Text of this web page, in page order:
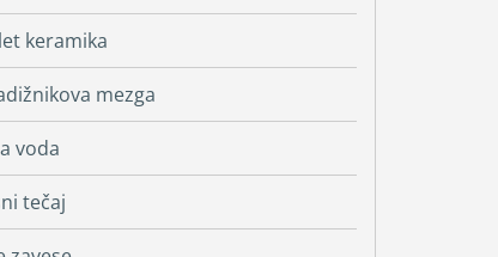
keramika
mezga
voda
tečaj